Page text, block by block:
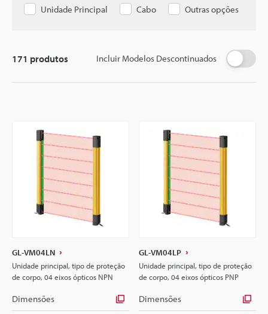
Unidade Principal Cabo Outras opções
Incluir Modelos Descontinuados
171 produtos
GL-VM04LN
Unidade principal, tipo de proteção
de corpo, 04 eixos ópticos NPN
Dimensões
GL-VM04LP
Unidade principal, tipo de proteção
de corpo, 04 eixos ópticos PNP
Dimensões